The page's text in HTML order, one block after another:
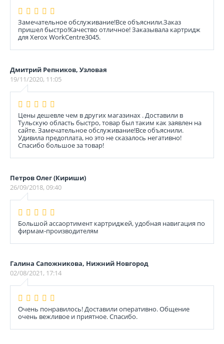
Замечательное обслуживание!Все объяснили.Заказ
пришел быстро!Качество отличное! Заказывала картридж
для Xerox WorkCentre3045.
Дмитрий Репников, Узловая
19/11/2020, 11:05
Цены дешевле чем в других магазинах . Доставили в
Тульскую область быстро, товар был таким как заявлен на
сайте. Замечательное обслуживание!Все объяснили.
Удивила предоплата, но это не сказалось негативно!
Спасибо большое за товар!
Петров Олег (Кириши)
26/09/2018, 09:40
Большой ассаортимент картриджей, удобная навигация по
фирмам-производителям
Галина Сапожникова, Нижний Новгород
02/08/2021, 17:14
Очень понравилось! Доставили оперативно. Общение
очень вежливое и приятное. Спасибо.